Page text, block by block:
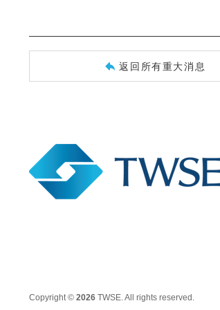
返回所有重大消息
Copyright © 2026 TWSE. All rights reserved.